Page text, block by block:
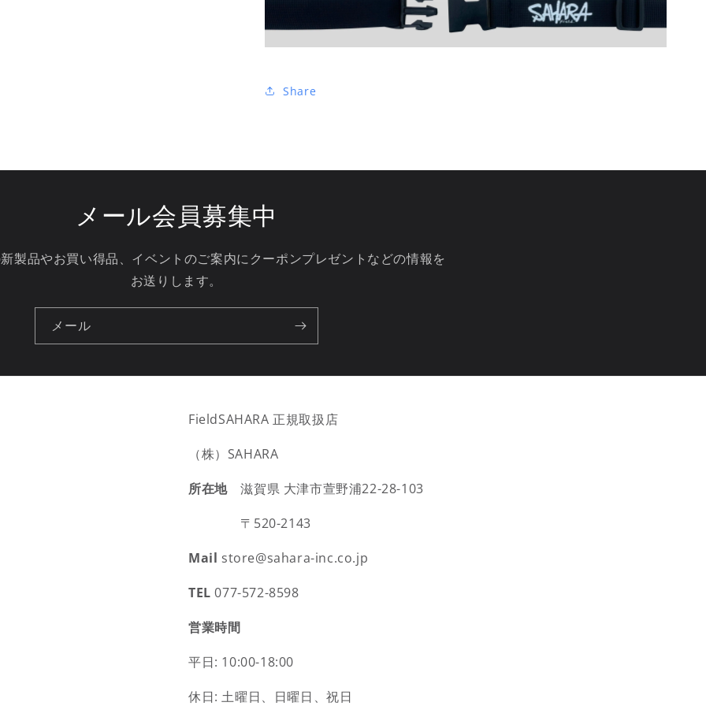
Share
メール会員募集中
製品やお買い得品、イベントのご案内にクーポンプレゼントなどの情報を
お送りします。
メール
FieldSAHARA 正規取扱店
（株）SAHARA
所在地滋賀県 大津市萱野浦22-28-103
〒520-2143
Mail store@sahara-inc.co.jp
TEL 077-572-8598
営業時間
平日: 10:00-18:00
休日: 土曜日、日曜日、祝日